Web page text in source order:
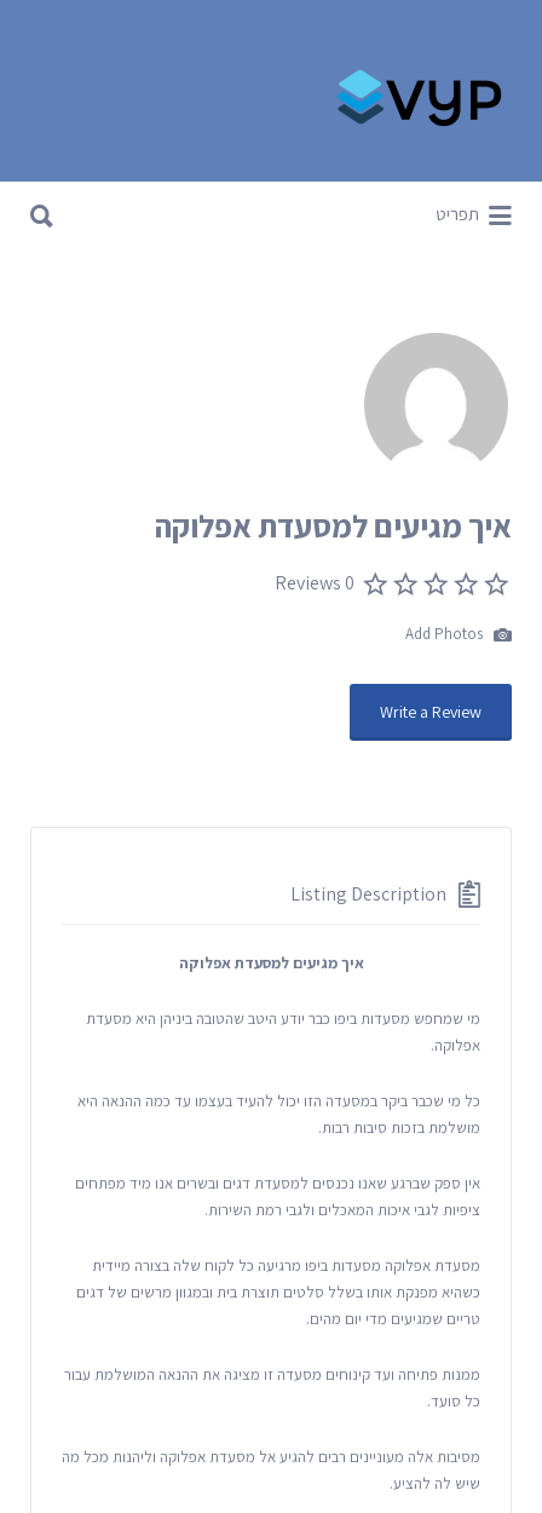
תפריט
איך מגיעים למסעדת אפלוקה
0 Reviews
Write a Review
Listing Description
איך מגיעים למסעדת אפלוקה
מי שמחפש מסעדות ביפו כבר יודע היטב שהטובה ביניהן היא מסעדת
אפלוקה.
כל מי שכבר ביקר במסעדה הזו יכול להעיד בעצמו עד כמה ההנאה היא
מושלמת בזכות סיבות רבות.
אין ספק שברגע שאנו נכנסים למסעדת דגים ובשרים אנו מיד מפתחים
ציפיות לגבי איכות המאכלים ולגבי רמת השירות.
מסעדת אפלוקה מסעדות ביפו מרגיעה כל לקוח שלה בצורה מיידית
כשהיא מפנקת אותו בשלל סלטים תוצרת בית ובמגוון מרשים של דגים
טריים שמגיעים מדי יום מהים.
ממנות פתיחה ועד קינוחים מסעדה זו מציגה את ההנאה המושלמת עבור
כל סועד.
מסיבות אלה מעוניינים רבים להגיע אל מסעדת אפלוקה וליהנות מכל מה
שיש לה להציע.